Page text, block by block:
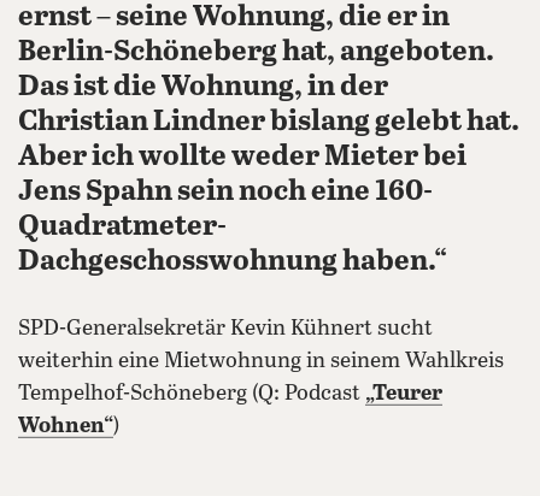
ernst – seine Wohnung, die er in
Berlin-Schöneberg hat, angeboten.
Das ist die Wohnung, in der
Christian Lindner bislang gelebt hat.
Aber ich wollte weder Mieter bei
Jens Spahn sein noch eine 160-
Quadratmeter-
Dachgeschosswohnung haben.“
SPD-Generalsekretär Kevin Kühnert sucht
weiterhin eine Mietwohnung in seinem Wahlkreis
Tempelhof-Schöneberg (Q: Podcast „Teurer
Wohnen“)